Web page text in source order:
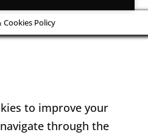
Cookies Policy
to improve your
through the